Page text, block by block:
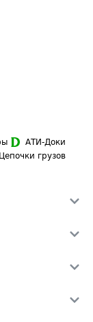
АТИ-Доки
Цепочки грузов